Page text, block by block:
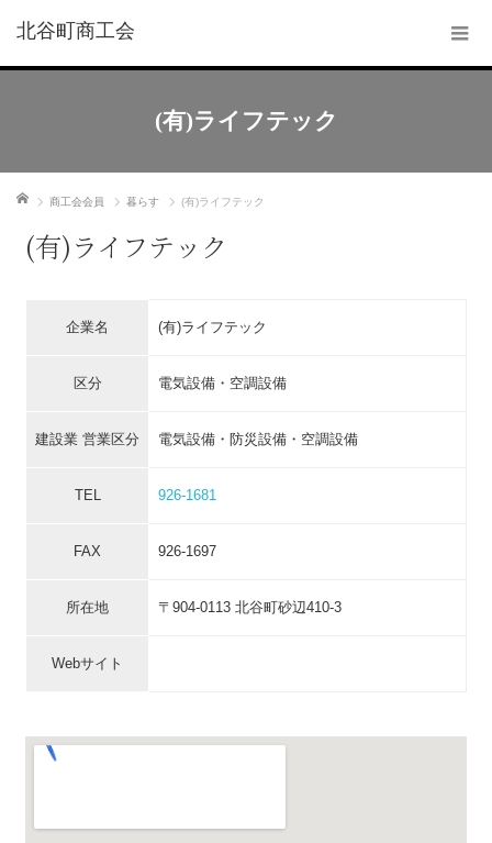
北谷町商工会
(有)ライフテック
ホーム 商工会会員 暮らす (有)ライフテック
(有)ライフテック
企業名 (有)ライフテック
区分 電気設備・空調設備
建設業 営業区分 電気設備・防災設備・空調設備
TEL 926-1681
FAX 926-1697
所在地 〒904-0113 北谷町砂辺410-3
Webサイト